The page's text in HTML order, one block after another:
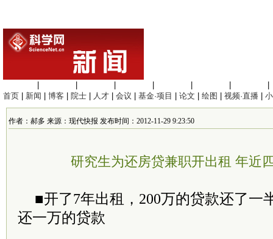
首页
新闻 博客 院士 人才 会议 基金·项目 论文 绘图 视频·直播
作者：郝多 来源：现代快报 发布时间：2012-11-29 9:23:50
研究生为还房贷兼职开出租 年近
■开了7年出租，200万的贷款还了一
还一万的贷款